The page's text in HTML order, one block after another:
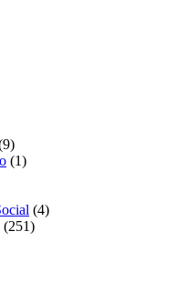
(1)
(4)
(251)